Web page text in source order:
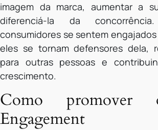
imagem da marca, aumentar a
diferenciá-la da
consumidores se sentem engajados
eles se tornam defensores dela,
para outras pessoas e
crescimento.
Como promover
Engagement